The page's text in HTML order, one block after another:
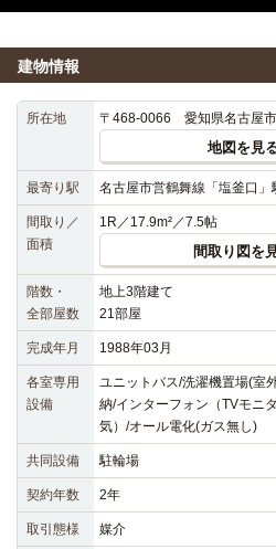
建物情報
所在地 〒468-0066 愛知県名古屋
地図を見
最寄り駅 名古屋市営鶴舞線「塩釜口」
間取り／
面積
1R／17.9m²／7.5帖
間取り図を
階数・
全部屋数
地上3階建て
21部屋
完成年月 1988年03月
各室専用
設備
ユニットバス/洗濯機置場(室
納/インターフォン（TVモニ
気）/オール電化(ガス無し)
共同設備 駐輪場
契約年数 2年
取引態様 媒介